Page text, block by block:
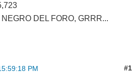
DEL FORO, GRRR...
PM #1